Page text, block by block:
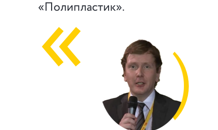
«Полипластик».